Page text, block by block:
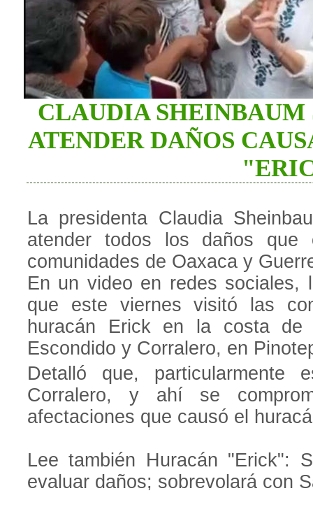
CLAUDIA SHEINBAUM
ATENDER DAÑOS
La presidenta Claudia
atender todos los daños
comunidades de Oaxaca y
En un video en redes sociales,
que este viernes visitó las
huracán Erick en la costa de
Escondido y Corralero, en
Detalló que, particularmente
Corralero, y ahí se
afectaciones que causó el
Lee también Huracán "Erick":
evaluar daños; sobrevolará con